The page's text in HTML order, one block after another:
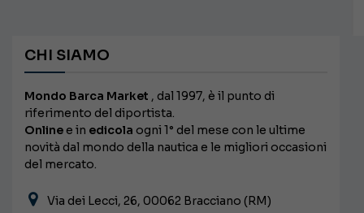
CHI SIAMO
Mondo Barca Market , dal 1997, è il punto di
riferimento del diportista.
Online e in edicola ogni 1° del mese con le ultime
novità dal mondo della nautica e le migliori occasioni
del mercato.
Via dei Lecci, 26, 00062 Bracciano (RM)